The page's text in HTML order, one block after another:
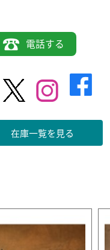
電話する
在庫一覧を見る